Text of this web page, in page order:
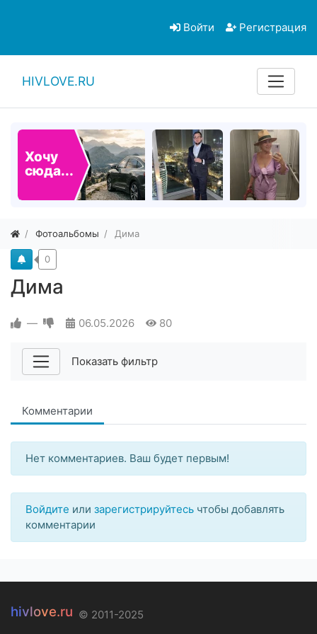
Войти Регистрация
HIVLOVE.RU
Хочу
сюда...
Фотоальбомы Дима
Дима
0
— 06.05.2026 80
Показать фильтр
Комментарии
Нет комментариев. Ваш будет первым!
Войдите или зарегистрируйтесь чтобы добавлять
комментарии
hivlove.ru © 2011-2025